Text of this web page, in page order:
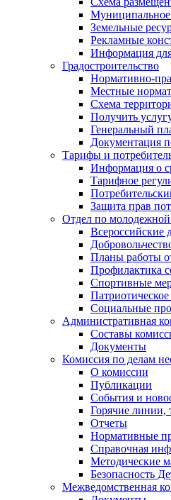
Земельные
Рекламные
Информация
Градостроительство
Нормативно-
Местные
Схема
Получить
Генеральный
Документация
Тарифы и
Информация о
Тарифное
Защита прав
Отдел по
Планы работы
Профилактика
Спортивные
Социальные
Административная
Составы
Документы
Комиссия по делам
О комиссии
Публикации
События и
Горячие линии,
Отчеты
Нормативные
Справочная
Методические
Безопасность
Межведомственная